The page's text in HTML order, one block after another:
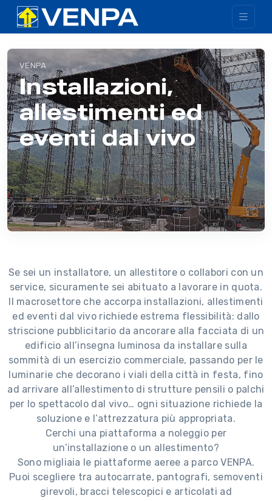
VENPA
Installazioni,
allestimenti ed
eventi dal vivo
Se sei un installatore, un allestitore o collabori con un
service, sicuramente sei abituato a lavorare in quota.
Il macrosettore che accorpa installazioni, allestimenti
ed eventi dal vivo richiede estrema flessibilità: dallo
striscione pubblicitario da ancorare alla facciata di un
edificio all’insegna luminosa da installare sulla
sommità di un esercizio commerciale, passando per le
luminarie che decorano i viali della città in festa, fino
ad arrivare all’allestimento di strutture pensili o palchi
per lo spettacolo dal vivo… ogni situazione richiede la
soluzione e l’attrezzatura più appropriata.
Cerchi una piattaforma a noleggio per
un’installazione o un allestimento?
Sono migliaia le piattaforme aeree a parco VENPA.
Puoi scegliere tra autocarrate, pantografi, semoventi
girevoli, bracci telescopici e articolati ad